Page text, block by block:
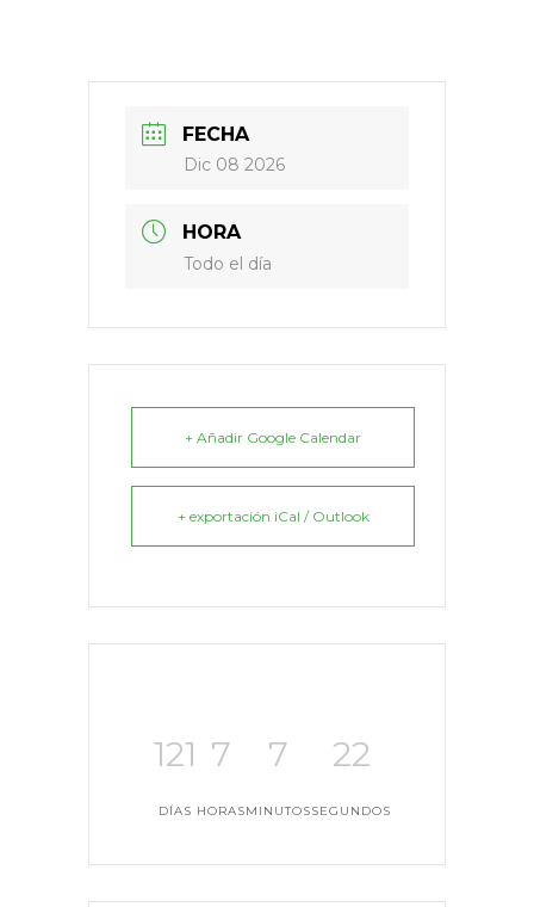
FECHA
Dic 08 2026
HORA
Todo el día
+ Añadir Google Calendar
+ exportación iCal / Outlook
121
DÍAS
7
HORAS
7
MINUTOS
22
SEGUNDOS